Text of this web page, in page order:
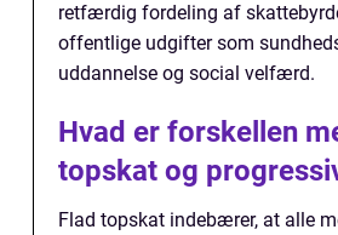
retfærdig fordeling af
offentlige udgifter som
uddannelse og social velfærd.
Hvad er forskellen
topskat og
Flad topskat indebærer, at alle